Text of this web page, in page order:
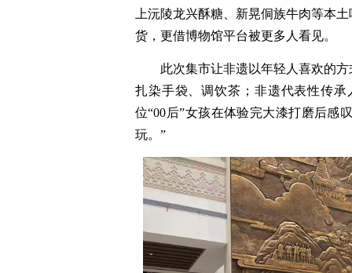
上沅陵龙兴酥糖、新晃侗族牛肉等本
货，更借博物馆平台被更多人看见。
此次集市让非遗以年轻人喜欢的
扎染手袋、调饮茶；非遗代表性传承
位“00后”女孩在体验完大漆打磨后感
玩。 ”